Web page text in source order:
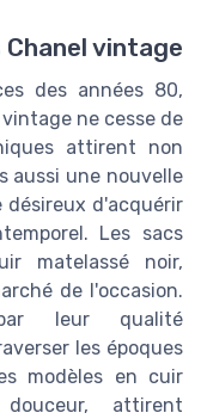
vintage
des années 80,
ne cesse de
attirent non
aussi une nouvelle
désireux d'acquérir
Les sacs
matelassé noir,
de l'occasion.
leur qualité
les époques
modèles en cuir
attirent